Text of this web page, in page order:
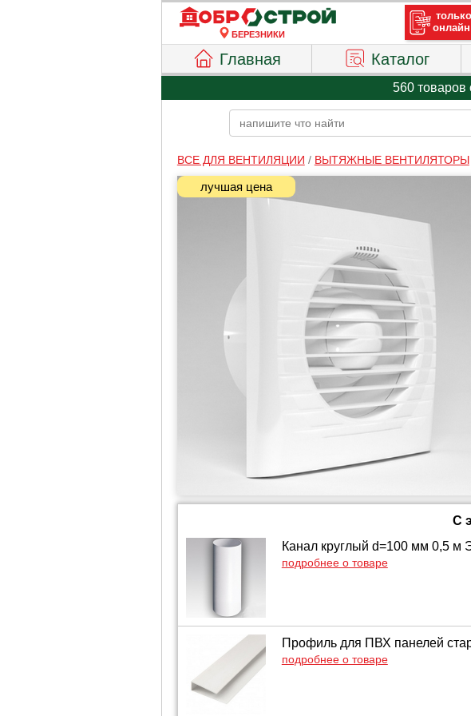
БЕРЕЗНИКИ
Главная Каталог
560 товаров
ВСЕ ДЛЯ ВЕНТИЛЯЦИИ / ВЫТЯЖНЫЕ ВЕНТИЛЯТОРЫ
С
Канал круглый d=100 мм 0,5 м
подробнее о товаре
Профиль для ПВХ панелей
подробнее о товаре